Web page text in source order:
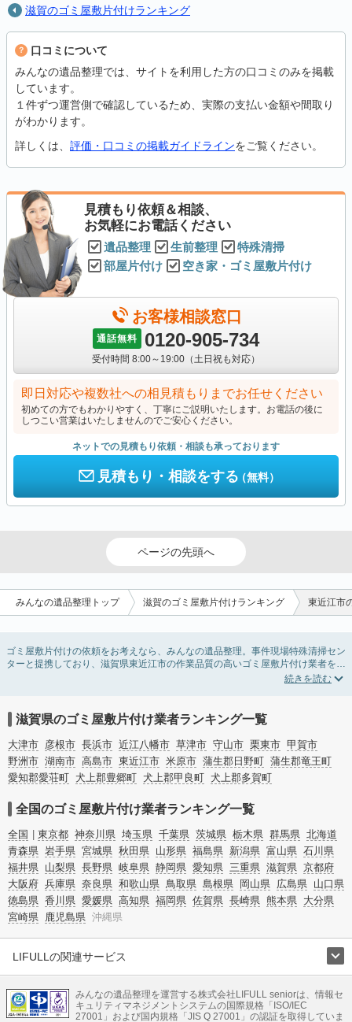
滋賀のゴミ屋敷片付けランキング
口コミについて
みんなの遺品整理では、サイトを利用した方の口コミのみを掲載
しています。
１件ずつ運営側で確認しているため、実際の支払い金額や間取り
がわかります。
詳しくは、 評価・口コミの掲載ガイドラインをご覧ください。
見積もり依頼＆相談、
お気軽にお電話ください
遺品整理 生前整理
特殊清掃
部屋片付け
空き家・ゴミ屋敷片付け
お客様相談窓口
通話無料 0120-905-734
受付時間 8:00～19:00（土日祝も対応）
即日対応や複数社への相見積もりまでお任せください
初めての方でもわかりやすく、丁寧にご説明いたします。お電話の後に
しつこい営業はいたしませんのでご安心ください。
ネットでの見積もり依頼・相談も承っております
見積もり・相談をする（無料）
ページの先頭へ
みんなの遺品整理トップ 滋賀のゴミ屋敷片付けランキング 東近江市
ゴミ屋敷片付けの依頼をお考えなら、みんなの遺品整理。事件現場特殊清掃セン
ターと提携しており、滋賀県東近江市の作業品質の高いゴミ屋敷片付け業者を掲
載しています。汚部屋の片付けに伴う不用品の処分・回収・引き取りから、外虫
込み条件を利用し検索してみましょう。ゴミ屋敷になってしまう方は高齢で体力
的に掃除するのが難しい、認知症やセルフネグレクトになってしまう、精神的な
ストレスなど様々な原因があります。
またお役立ち情報も豊富なので、部屋を埋めつくす大量のゴミを自力で片付ける
方法についてもチェックしてみてください。
滋賀県のゴミ屋敷片付け業者ランキング一覧
大津市 彦根市 長浜市 近江八幡市 草津市 守山市 栗東市 甲賀市
野洲市 湖南市 高島市 東近江市 米原市 蒲生郡日野町 蒲生郡竜王町
愛知郡愛荘町 犬上郡豊郷町 犬上郡甲良町 犬上郡多賀町
全国のゴミ屋敷片付け業者ランキング一覧
全国 東京都 神奈川県 埼玉県 千葉県 茨城県 栃木県 群馬県 北海道
青森県 岩手県 宮城県 秋田県 山形県 福島県 新潟県 富山県 石川県
福井県 山梨県 長野県 岐阜県 静岡県 愛知県 三重県 滋賀県 京都府
大阪府 兵庫県 奈良県 和歌山県 鳥取県 島根県 岡山県 広島県 山口県
徳島県 香川県 愛媛県 高知県 福岡県 佐賀県 長崎県 熊本県 大分県
宮崎県 鹿児島県 沖縄県
LIFULLの関連サービス
不動産・住宅
引越し 老人ホーム 地方創生 ママの就労支援
不動産クラウドファンディング 遺品整理 老後の暮らし情報
みんなの遺品整理を運営する株式会社LIFULL seniorは、情報セ
キュリティマネジメントシステムの国際規格「ISO/IEC
27001」および国内規格「JIS Q 27001」の認証を取得していま